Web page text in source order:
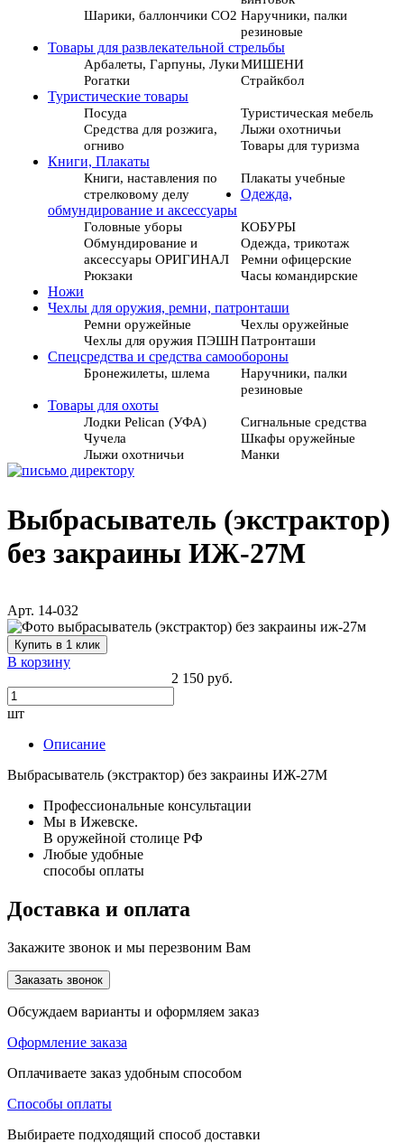
Шарики, баллончики СО2 Наручники, палки
резиновые
Товары для развлекательной стрельбы
Арбалеты, Гарпуны, ЛукиМИШЕНИ
Рогатки
Страйкбол
Туристические товары
Посуда
Туристическая мебель
Средства для розжига,
огниво
Лыжи охотничьи
Товары для туризма
Книги, Плакаты
Книги, наставления по
стрелковому делу
Плакаты учебные
Одежда,
обмундирование и аксессуары
Головные уборы
КОБУРЫ
Обмундирование и
аксессуары ОРИГИНАЛ
Одежда, трикотаж
Ремни офицерские
Рюкзаки
Часы командирские
Ножи
Чехлы для оружия, ремни, патронташи
Ремни оружейные
Чехлы оружейные
Чехлы для оружия ПЭШНПатронташи
Спецсредства и средства самообороны
Бронежилеты, шлема
Наручники, палки
резиновые
Товары для охоты
Лодки Pelican (УФА)
Сигнальные средства
Чучела
Шкафы оружейные
Лыжи охотничьи
Манки
Выбрасыватель (экстрактор)
без закраины ИЖ-27М
Арт. 14-032
Купить в 1 клик
В корзину
2 150 руб.
шт
Описание
Выбрасыватель (экстрактор) без закраины ИЖ-27М
Профессиональные консультации
Мы в Ижевске.
В оружейной столице РФ
Любые удобные
способы оплаты
Доставка и оплата
Закажите звонок и мы перезвоним Вам
Заказать звонок
Обсуждаем варианты и оформляем заказ
Оформление заказа
Оплачиваете заказ удобным способом
Способы оплаты
Выбираете подходящий способ доставки